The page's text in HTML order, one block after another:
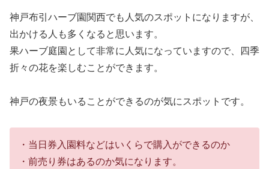
神戸布引ハーブ園関西でも人気のスポットになりますが、
出かける人も多くなると思います。
果ハーブ庭園として非常に人気になっていますので、四季
折々の花を楽しむことができます。
神戸の夜景もいることができるのが気にスポットです。
・当日券入園料などはいくらで購入ができるのか
・前売り券はあるのか気になります。